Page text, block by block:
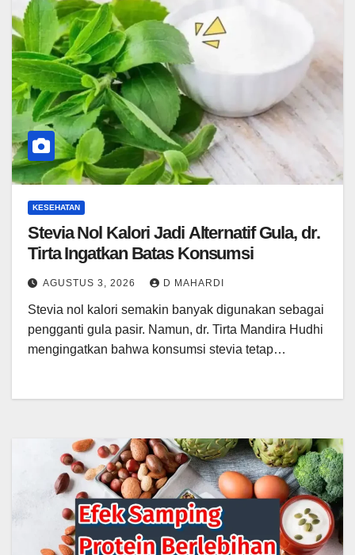
KESEHATAN
Stevia Nol Kalori Jadi Alternatif Gula, dr.
Tirta Ingatkan Batas Konsumsi
AGUSTUS 3, 2026 D MAHARDI
Stevia nol kalori semakin banyak digunakan sebagai
pengganti gula pasir. Namun, dr. Tirta Mandira Hudhi
mengingatkan bahwa konsumsi stevia tetap…